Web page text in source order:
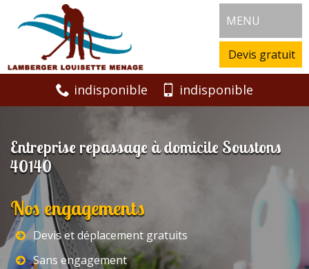
MENU
Devis gratuit
indisponible indisponible
Entreprise repassage à domicile Soustons
40140
Nos engagements
Devis et déplacement gratuits
Sans engagement